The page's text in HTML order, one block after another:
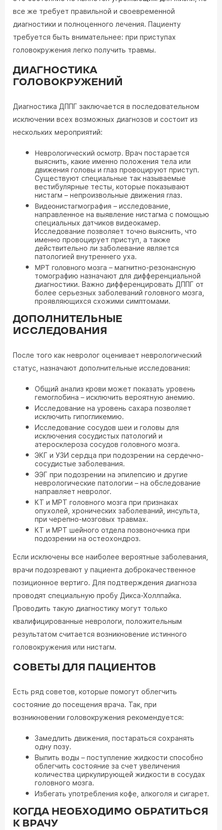
все же требует правильной и своевременной
диагностики и полноценного лечения. Пациенту
требуется быть внимательнее: при приступах
головокружения легко получить травмы.
ДИАГНОСТИКА
ГОЛОВОКРУЖЕНИЙ
Диагностика ДППГ заключается в последовательном
исключении всех возможных диагнозов и состоит из
нескольких мероприятий:
Неврологический осмотр. Врач постарается
выяснить, какие именно положения тела или
движения головы и глаз провоцируют приступ.
Существуют специальные так называемые
вестибулярные тесты, которые показывают
нистагм – непроизвольные движения глаз.
Видеонистагмография – исследование,
направленное на выявление нистагма с помощью
специальных датчиков видеокамер.
Исследование позволяет точно выяснить, что
именно провоцирует приступ, а также
действительно ли заболевание является
патологией внутреннего уха.
МРТ головного мозга – магнитно-резонансную
томографию назначают для дифференциальной
диагностики. Важно дифференцировать ДППГ от
более серьезных заболеваний головного мозга,
проявляющихся схожими симптомами.
ДОПОЛНИТЕЛЬНЫЕ
ИССЛЕДОВАНИЯ
После того как невролог оценивает неврологический
статус, назначают дополнительные исследования:
Общий анализ крови может показать уровень
гемоглобина – исключить вероятную анемию.
Исследование на уровень сахара позволяет
исключить гипогликемию.
Исследование сосудов шеи и головы для
исключения сосудистых патологий и
атеросклероза сосудов головного мозга.
ЭКГ и УЗИ сердца при подозрении на сердечно-
сосудистые заболевания.
ЭЭГ при подозрении на эпилепсию и другие
неврологические патологии – на обследование
направляет невролог.
КТ и МРТ головного мозга при признаках
опухолей, хронических заболеваний, инсульта,
при черепно-мозговых травмах.
КТ и МРТ шейного отдела позвоночника при
подозрении на остеохондроз.
Если исключены все наиболее вероятные заболевания,
врачи подозревают у пациента доброкачественное
позиционное вертиго. Для подтверждения диагноза
проводят специальную пробу Дикса-Холлпайка.
Проводить такую диагностику могут только
квалифицированные неврологи, положительным
результатом считается возникновение истинного
головокружения или нистагм.
СОВЕТЫ ДЛЯ ПАЦИЕНТОВ
Есть ряд советов, которые помогут облегчить
состояние до посещения врача. Так, при
возникновении головокружения рекомендуется:
Замедлить движения, постараться сохранять
одну позу.
Выпить воды – поступление жидкости способно
облегчить состояние за счет увеличения
количества циркулирующей жидкости в сосудах
головного мозга.
Избегать употребления кофе, алкоголя и сигарет.
КОГДА НЕОБХОДИМО ОБРАТИТЬСЯ
К ВРАЧУ